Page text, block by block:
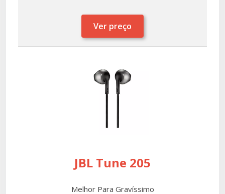
Ver preço
JBL Tune 205
Melhor Para Gravíssimo